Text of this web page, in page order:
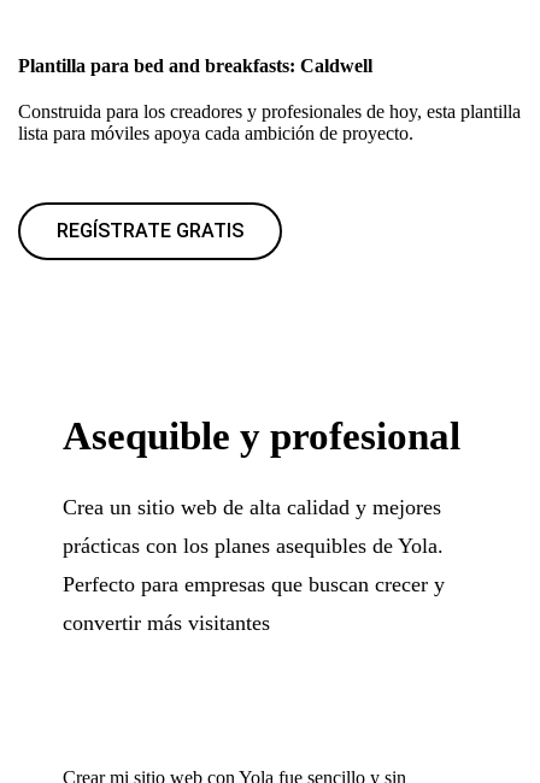
Plantilla para bed and breakfasts: Caldwell
Construida para los creadores y profesionales de hoy, esta plantilla
lista para móviles apoya cada ambición de proyecto.
REGÍSTRATE GRATIS
Asequible y profesional
Crea un sitio web de alta calidad y mejores
prácticas con los planes asequibles de Yola.
Perfecto para empresas que buscan crecer y
convertir más visitantes
Crear mi sitio web con Yola fue sencillo y sin